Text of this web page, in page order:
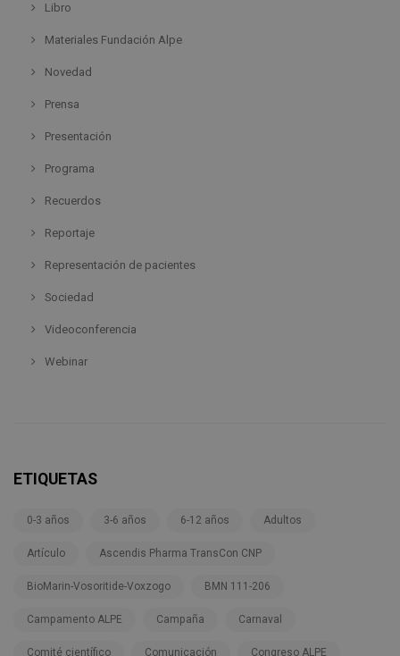
Libro
Materiales Fundación Alpe
Novedad
Prensa
Presentación
Programa
Recuerdos
Reportaje
Representación de pacientes
Sociedad
Videoconferencia
Webinar
ETIQUETAS
0-3 años 3-6 años 6-12 años Adultos
Artículo Ascendis Pharma TransCon CNP
BioMarin-Vosoritide-Voxzogo BMN 111-206
Campamento ALPE Campaña Carnaval
Comité científico Comunicación Congreso ALPE